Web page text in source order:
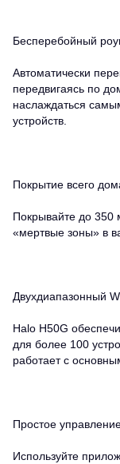
Бесперебойный
Автоматически
передвигаясь по
наслаждаться
устройств.
Покрытие всего
Покрывайте до 350
«мертвые зоны» в
Двухдиапазонный
Halo H50G
для более 100
работает с
Простое
Используйте